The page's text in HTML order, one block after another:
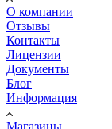
О компании
Отзывы
Контакты
Лицензии
Документы
Блог
Информация
Магазины